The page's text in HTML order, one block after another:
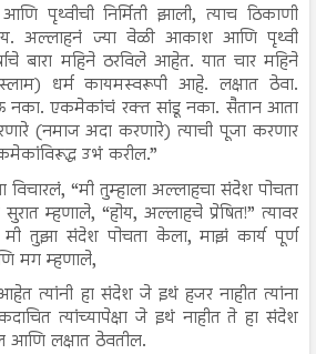
पृथ्वीची निर्मिती झाली, त्याच ठिकाणी
अल्लाहनं ज्या वेळी आकाश आणि पृथ्वी
बारा महिने ठरविले आहेत. यात चार महिने
धर्म कायमस्वरूपी आहे. लक्षात ठेवा.
नका. एकमेकांचं रक्त सांडू नका. सैतान आता
(नमाज अदा करणारे) त्याची पूजा करणार
उभं करील.”
विचारलं, “मी तुम्हाला अल्लाहचा संदेश पोचता
म्हणाले, “होय, अल्लाहचे प्रेषित!” त्यावर
मी तुझा संदेश पोचता केला, माझं कार्य पूर्ण
मग म्हणाले,
त्यांनी हा संदेश जे इथं हजर नाहीत त्यांना
त्यांच्यापेक्षा जे इथं नाहीत ते हा संदेश
आणि लक्षात ठेवतील.